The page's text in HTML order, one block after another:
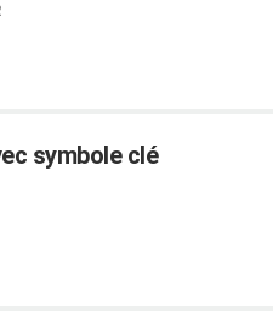
symbole clé